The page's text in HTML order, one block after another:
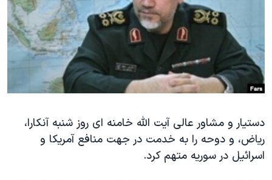
فرهنگ و زندگی
حقوق شهروندی
اقتصادی
علم و فناوری
گالری عکس
آرشیو پخش زنده
مستندها
انتخابات ریاست جمهوری آمریکا ۲۰۲۴
حمله جمهوری اسلامی به اسرائیل
رمز مهسا
اعتراضات زن، زندگی، آزادی
مجموعه مستندهای دادخواهی
تریبونال مردمی آبان ۹۸
زبانهای مختلف
دستیار و مشاور عالی آیت الله خامنه ای روز شنبه آنکارا،
ریاض، و دوحه را به خدمت در جهت منافع آمریکا و
اسرائیل در سوریه متهم کرد‫.‬